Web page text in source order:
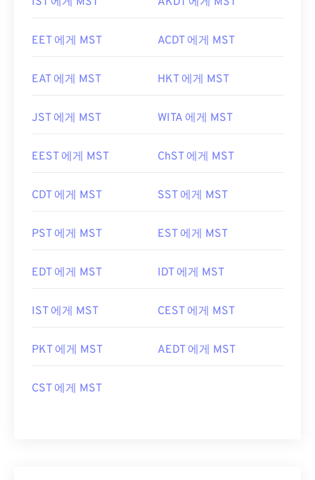
EET 에게 MST ACDT 에게 MST
EAT 에게 MST HKT 에게 MST
JST 에게 MST WITA 에게 MST
EEST 에게 MST ChST 에게 MST
CDT 에게 MST SST 에게 MST
PST 에게 MST EST 에게 MST
EDT 에게 MST IDT 에게 MST
IST 에게 MST CEST 에게 MST
PKT 에게 MST AEDT 에게 MST
CST 에게 MST